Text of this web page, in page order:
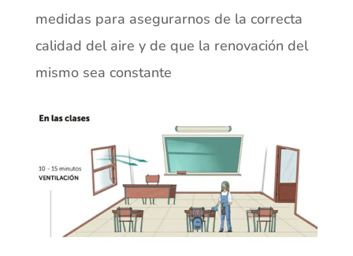
medidas para asegurarnos de la correcta
calidad del aire y de que la renovación del
mismo sea constante